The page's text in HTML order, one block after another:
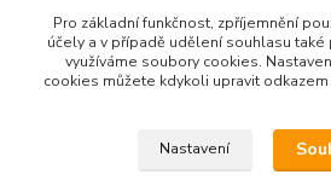
+420 727 880 789
PO - PÁ: 9 - 17
Pro základní funkčnost, zpříjemnění
účely a v případě udělení souhlasu
využíváme soubory cookies.
cookies můžete kdykoli upravit
Nastavení